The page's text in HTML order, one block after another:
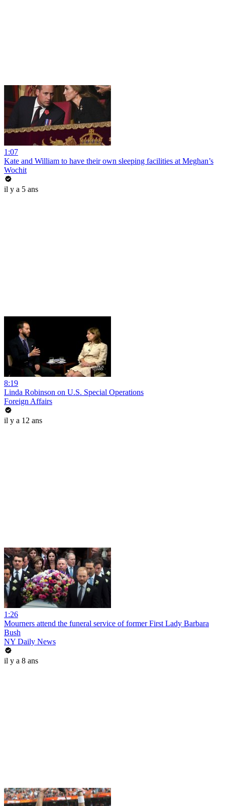
1:07
Kate and William to have their own sleeping facilities at Meghan’s
Wochit
il y a 5 ans
8:19
Linda Robinson on U.S. Special Operations
Foreign Affairs
il y a 12 ans
1:26
Mourners attend the funeral service of former First Lady Barbara
Bush
NY Daily News
il y a 8 ans